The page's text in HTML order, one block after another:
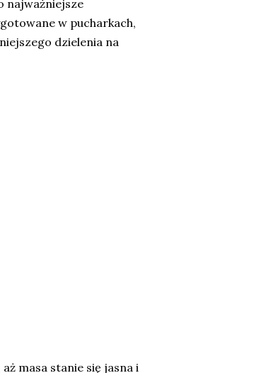
najważniejsze
w pucharkach,
dzielenia na
masa stanie się jasna i